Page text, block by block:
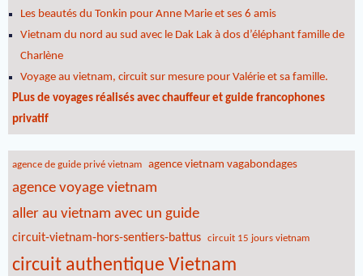
Les beautés du Tonkin pour Anne Marie et ses 6 amis
Vietnam du nord au sud avec le Dak Lak à dos d’éléphant famille de
Charlène
Voyage au vietnam, circuit sur mesure pour Valérie et sa famille.
PLus de voyages réalisés avec chauffeur et guide francophones
privatif
agence de guide privé vietnam agence vietnam vagabondages
agence voyage vietnam
aller au vietnam avec un guide
circuit-vietnam-hors-sentiers-battus circuit 15 jours vietnam
circuit authentique Vietnam